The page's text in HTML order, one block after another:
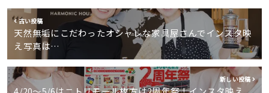
古い投稿
天然無垢にこだわったオシャレな家具屋さんでインスタ映
え写真は…
新しい投稿